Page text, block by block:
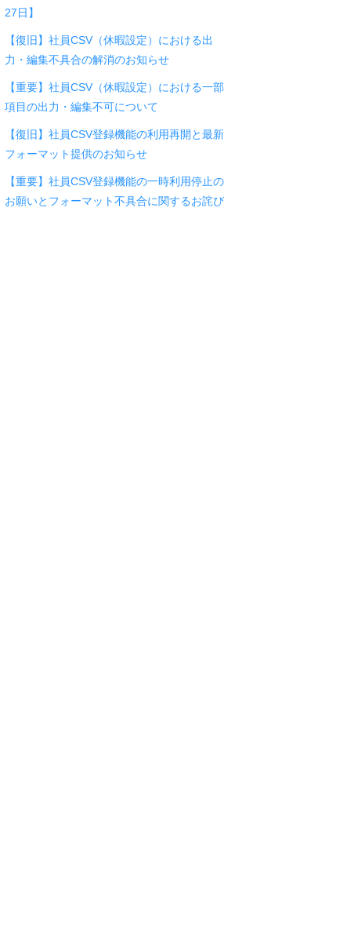
27日】
【復旧】社員CSV（休暇設定）における出
力・編集不具合の解消のお知らせ
【重要】社員CSV（休暇設定）における一部
項目の出力・編集不可について
【復旧】社員CSV登録機能の利用再開と最新
フォーマット提供のお知らせ
【重要】社員CSV登録機能の一時利用停止の
お願いとフォーマット不具合に関するお詫び